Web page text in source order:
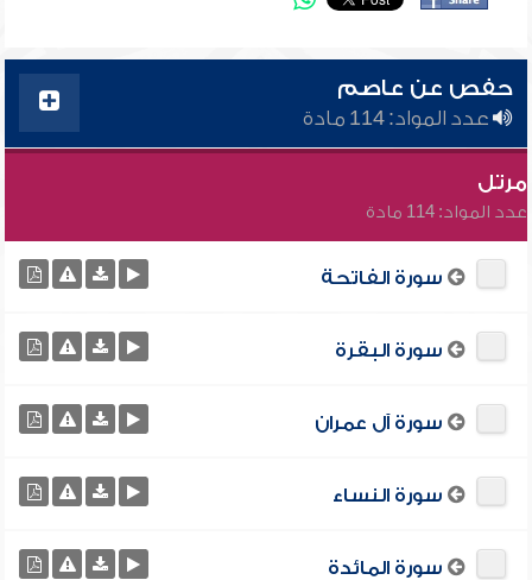
حفص عن عاصم
عدد المواد: 114 مادة
مرتل
عدد المواد: 114 مادة
سورة الفاتحة
سورة البقرة
سورة آل عمران
سورة النساء
سورة المائدة